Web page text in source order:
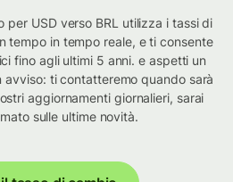
USD verso BRL utilizza i tassi di
tempo in tempo reale, e ti consente
fino agli ultimi 5 anni. e aspetti un
avviso: ti contatteremo quando sarà
aggiornamenti giornalieri, sarai
sulle ultime novità.